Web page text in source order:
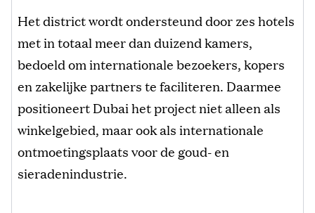
Het district wordt ondersteund door zes hotels
met in totaal meer dan duizend kamers,
bedoeld om internationale bezoekers, kopers
en zakelijke partners te faciliteren. Daarmee
positioneert Dubai het project niet alleen als
winkelgebied, maar ook als internationale
ontmoetingsplaats voor de goud- en
sieradenindustrie.